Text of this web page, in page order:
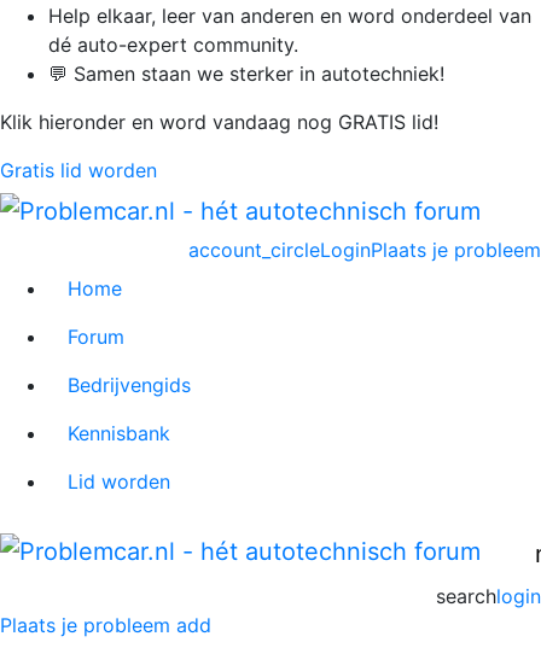
Help elkaar, leer van anderen en word onderdeel van
dé auto-expert community.
💬 Samen staan we sterker in autotechniek!
Klik hieronder en word vandaag nog GRATIS lid!
Gratis lid worden
Plaats je probleem
account_circleLogin
Home
Forum
Bedrijvengids
Kennisbank
Lid worden
login
search
Plaats je probleem add